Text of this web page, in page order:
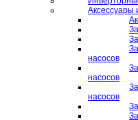
Аксессуары
насосов
насосов
насосов